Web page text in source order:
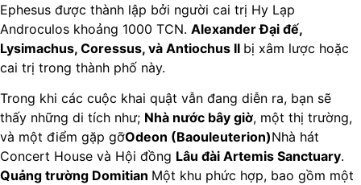
Ephesus được thành lập bởi người cai trị Hy Lạp
Androculos khoảng 1000 TCN. Alexander Đại đế,
Lysimachus, Coressus, và Antiochus II bị xâm lược hoặc
cai trị trong thành phố này.
Trong khi các cuộc khai quật vẫn đang diễn ra, bạn sẽ
thấy những di tích như; Nhà nước bây giờ, một thị trường,
và một điểm gặp gỡOdeon (Baouleuterion)Nhà hát
Concert House và Hội đồng Lâu đài Artemis Sanctuary.
Quảng trường Domitian Một khu phức hợp, bao gồm một